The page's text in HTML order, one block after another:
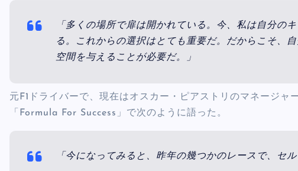
「多くの場所で扉は開かれている。今、私は自分の
る。これからの選択はとても重要だ。だからこそ、
空間を与えることが必要だ。」
元F1ドライバーで、現在はオスカー・ピアストリのマネージャ
「Formula For Success」で次のように語った。
「今になってみると、昨年の幾つかのレースで、セ